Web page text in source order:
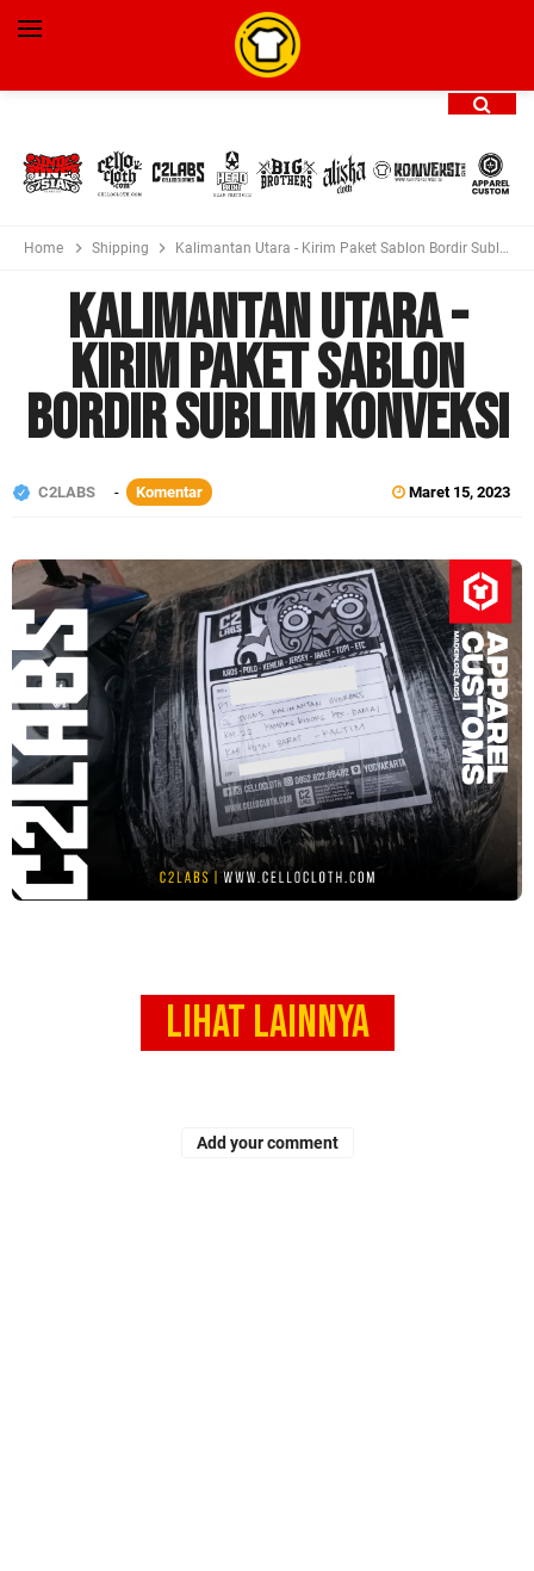
Home Shipping Kalimantan Utara - Kirim Paket Sablon Bordir Sublim Konveksi
Kalimantan Utara -
Kirim Paket Sablon
Bordir Sublim Konveksi
C2LABS Maret 15, 2023
Komentar
LIHAT LAINNYA
Add your comment